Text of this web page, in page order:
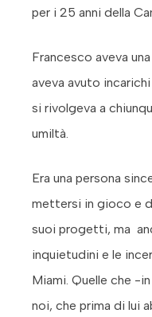
per i 25 anni della
Francesco aveva
aveva avuto
si rivolgeva a
umiltà.
Era una persona
mettersi in gioco e
suoi progetti, ma
inquietudini e le
Miami. Quelle che -
noi, che prima di lui